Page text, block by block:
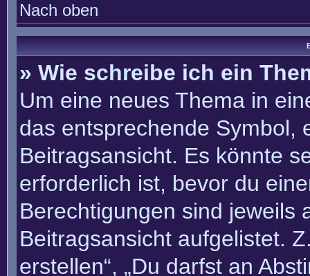
Nach oben
» Wie schreibe ich ein
Um eine neues Thema in
das entsprechende Symbol,
Beitragsansicht. Es könnte
erforderlich ist, bevor du
Berechtigungen sind jeweils
Beitragsansicht aufgelistet.
erstellen“, „Du darfst an